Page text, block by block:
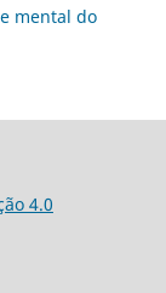
mental do
4.0